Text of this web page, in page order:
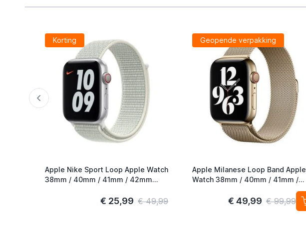
Korting
Apple Nike Sport Loop Apple Watch
38mm / 40mm / 41mm / 42mm
€ 25,99 € 49,99
Geopende verpakking
Apple Milanese Loop Band Apple
Watch 38mm / 40mm / 41mm /
€ 49,99 € 99,99